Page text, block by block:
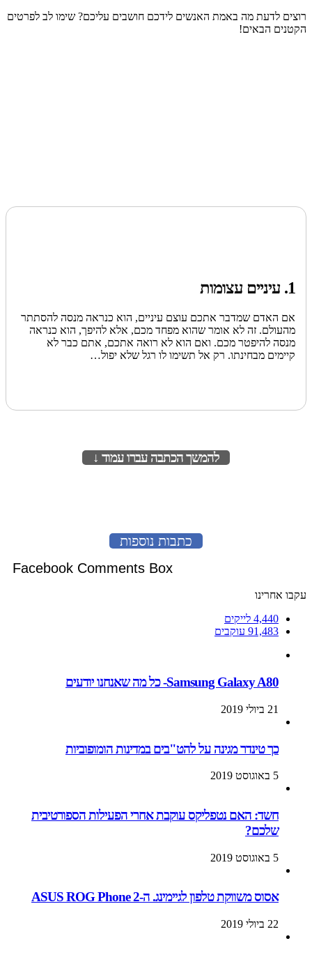
רוצים לדעת מה באמת האנשים לידכם חושבים עליכם? שימו לב לפרטים
הקטנים הבאים!
1. עיניים עצומות
אם האדם שמדבר אתכם עוצם עיניים, הוא כנראה מנסה להסתתר
מהעולם. זה לא אומר שהוא מפחד מכם, אלא להיפך, הוא כנראה
מנסה להיפטר מכם. ואם הוא לא רואה אתכם, אתם כבר לא
קיימים מבחינתו. רק אל תשימו לו רגל שלא יפול…
להמשך הכתבה עברו עמוד ↓
כתבות נוספות
Facebook Comments Box
עקבו אחרינו
4,440 לייקים
91,483 עוקבים
Samsung Galaxy A80- כל מה שאנחנו יודעים
21 ביולי 2019
כך טינדר מגינה על להט"בים במדינות הומופוביות
5 באוגוסט 2019
חשד: האם נטפליקס עוקבת אחרי הפעילות הספורטיבית
שלכם?
5 באוגוסט 2019
אסוס משווקת טלפון לגיימינג. ה-ASUS ROG Phone 2
22 ביולי 2019